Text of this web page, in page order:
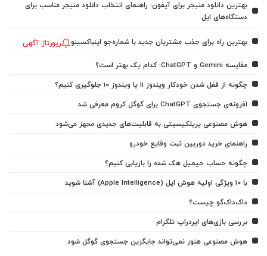
بهترین دانلود منیجر برای آیفون: راهنمای انتخاب دانلود منیجر مناسب برای
دستگاه‌های اپل
بهترین راه برای جذب مشتریان جدید با شماره‌جو اینباکسینو رپورتاژ آگهی
مقایسه Gemini و ChatGPT: کدام یک بهتر است؟
چگونه از قفل شدن خودکار ویندوز 11 یا ویندوز 10 جلوگیری کنیم؟
افزونه‌ی جستجوی ChatGPT برای گوگل کروم معرفی شد
هوش مصنوعی پرپلکیسیتی به قابلیت‌های جدیدی مجهز می‌شود
راهنمای خرید دوربین ثبت وقایع خودرو
چگونه حساب جیمیل هک شده را بازیابی کنیم؟
با ۱۰ ویژگی اولیه هوش اپل (Apple Intelligence) آشنا شوید
داک‌داک‌گو چیست؟
بررسی بازی‌های ایردراپ تلگرام
هوش مصنوعی هنوز نمی‌تواند جایگزین جستجوی گوگل شود